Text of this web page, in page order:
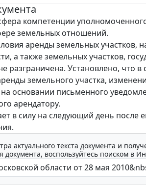
компетенции
земельных отношений.
аренды земельных участков,
а также земельных участков,
разграничена. Установлено, что в
земельного участка,
на основании письменного
арендатору.
в силу на следующий день после
актуального текста документа и
документа, воспользуйтесь поиском в